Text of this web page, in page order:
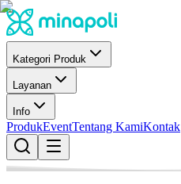
Kategori Produk
Layanan
Info
ProdukEventTentang KamiKontak